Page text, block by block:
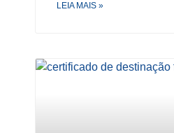
LEIA MAIS »